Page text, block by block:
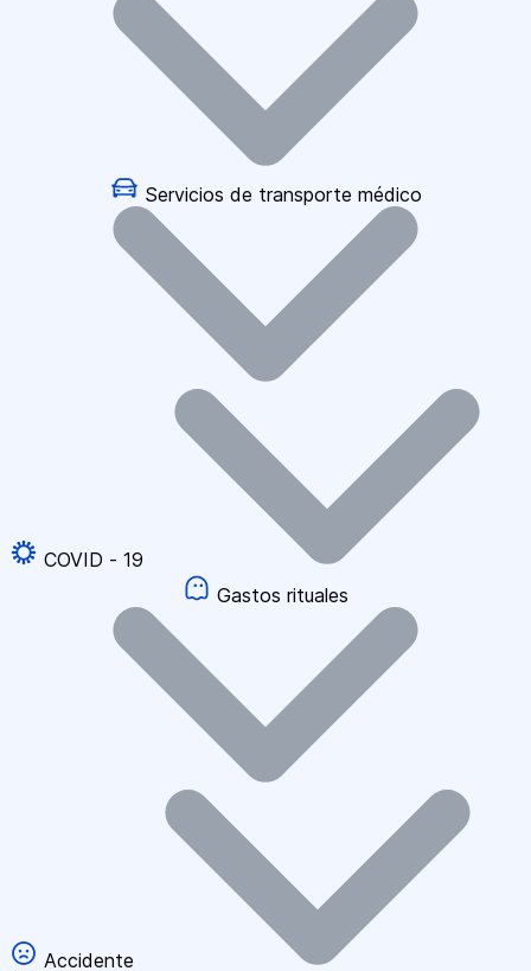
Servicios de transporte médico
COVID - 19
Gastos rituales
Accidente